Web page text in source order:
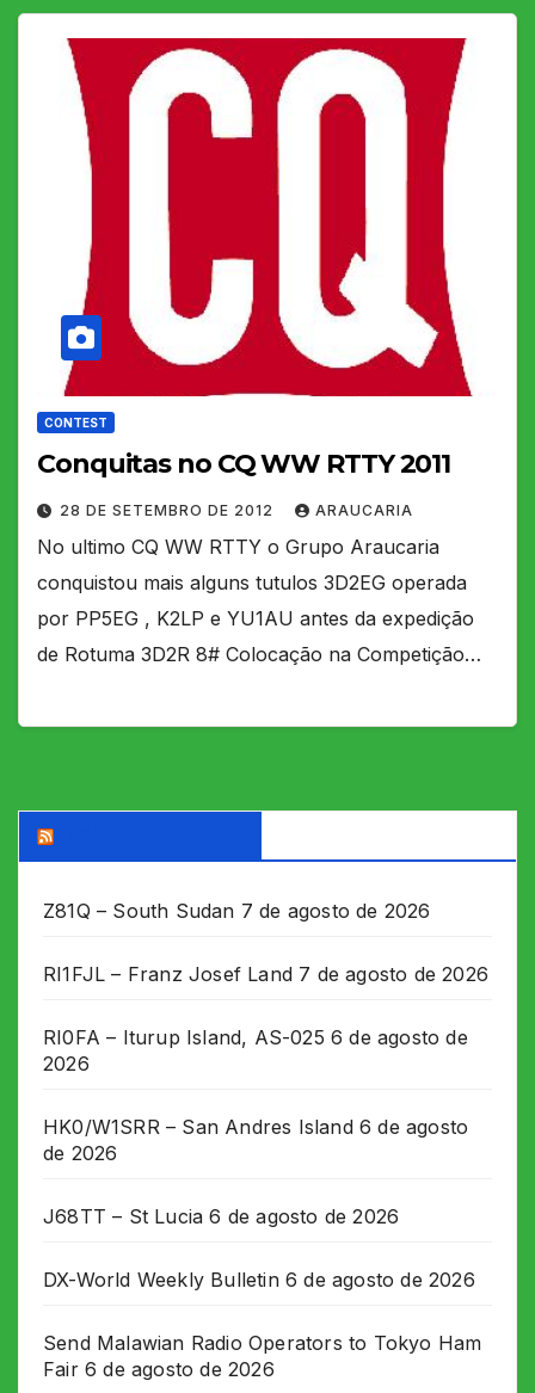
CONTEST
Conquitas no CQ WW RTTY 2011
28 DE SETEMBRO DE 2012 ARAUCARIA
No ultimo CQ WW RTTY o Grupo Araucaria
conquistou mais alguns tutulos 3D2EG operada
por PP5EG , K2LP e YU1AU antes da expedição
de Rotuma 3D2R 8# Colocação na Competição…
Z81Q – South Sudan 7 de agosto de 2026
RI1FJL – Franz Josef Land 7 de agosto de 2026
RI0FA – Iturup Island, AS-025 6 de agosto de
2026
HK0/W1SRR – San Andres Island 6 de agosto
de 2026
J68TT – St Lucia 6 de agosto de 2026
DX-World Weekly Bulletin 6 de agosto de 2026
Send Malawian Radio Operators to Tokyo Ham
Fair 6 de agosto de 2026